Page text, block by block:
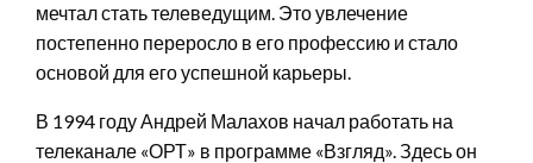
мечтал стать телеведущим. Это увлечение
постепенно переросло в его профессию и стало
основой для его успешной карьеры.
В 1994 году Андрей Малахов начал работать на
телеканале «ОРТ» в программе «Взгляд». Здесь он